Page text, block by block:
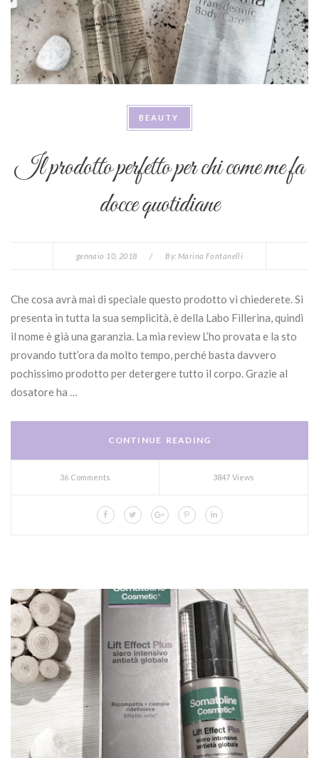
BEAUTY
Il prodotto perfetto per chi come me fa
docce quotidiane
gennaio 10, 2018 / By: Marina Fontanelli
Che cosa avrà mai di speciale questo prodotto vi chiederete. Si
presenta in tutta la sua semplicità, è della Labo Fillerina, quindi
il nome è già una garanzia. La mia review L’ho provata e la sto
provando tutt’ora da molto tempo, perché basta davvero
pochissimo prodotto per detergere tutto il corpo. Grazie al
dosatore ha …
CONTINUE READING
36 Comments 3847 Views